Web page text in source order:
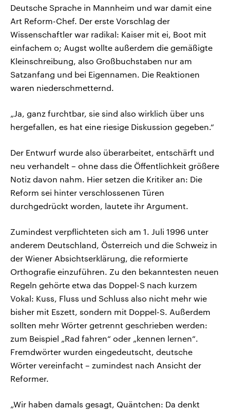
Deutsche Sprache in Mannheim und war damit eine
Art Reform-Chef. Der erste Vorschlag der
Wissenschaftler war radikal: Kaiser mit ei, Boot mit
einfachem o; Augst wollte außerdem die gemäßigte
Kleinschreibung, also Großbuchstaben nur am
Satzanfang und bei Eigennamen. Die Reaktionen
waren niederschmetternd.
„Ja, ganz furchtbar, sie sind also wirklich über uns
hergefallen, es hat eine riesige Diskussion gegeben.“
Der Entwurf wurde also überarbeitet, entschärft und
neu verhandelt – ohne dass die Öffentlichkeit größere
Notiz davon nahm. Hier setzen die Kritiker an: Die
Reform sei hinter verschlossenen Türen
durchgedrückt worden, lautete ihr Argument.
Zumindest verpflichteten sich am 1. Juli 1996 unter
anderem Deutschland, Österreich und die Schweiz in
der Wiener Absichtserklärung, die reformierte
Orthografie einzuführen. Zu den bekanntesten neuen
Regeln gehörte etwa das Doppel-S nach kurzem
Vokal: Kuss, Fluss und Schluss also nicht mehr wie
bisher mit Eszett, sondern mit Doppel-S. Außerdem
sollten mehr Wörter getrennt geschrieben werden:
zum Beispiel „Rad fahren“ oder „kennen lernen“.
Fremdwörter wurden eingedeutscht, deutsche
Wörter vereinfacht – zumindest nach Ansicht der
Reformer.
„Wir haben damals gesagt, Quäntchen: Da denkt